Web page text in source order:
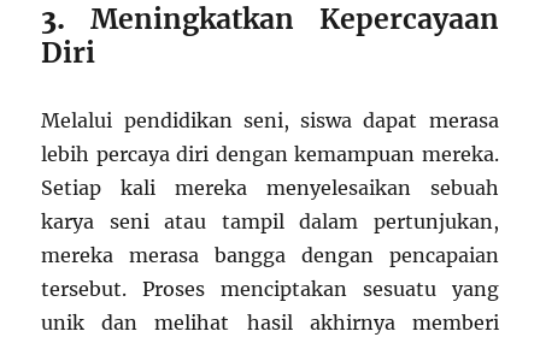
3. Meningkatkan Kepercayaan
Diri
Melalui pendidikan seni, siswa dapat merasa
lebih percaya diri dengan kemampuan mereka.
Setiap kali mereka menyelesaikan sebuah
karya seni atau tampil dalam pertunjukan,
mereka merasa bangga dengan pencapaian
tersebut. Proses menciptakan sesuatu yang
unik dan melihat hasil akhirnya memberi